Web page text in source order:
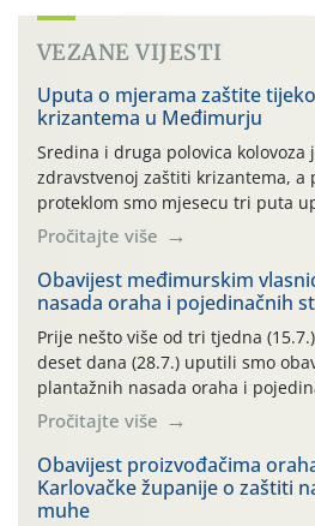
VEZANE VIJESTI
Uputa o mjerama zaštite
krizantema u Međimurju
Sredina i druga polovica
zdravstvenoj zaštiti krizantema, a
proteklom smo mjesecu tri puta
preventivnim mjerama zaštite
uzročnika bolesti, štetnika i fito-
06.7.)! Na početku ovog mjeseca
povijesno i ekstremno vruće
najviše temperature […]
Pročitajte više
Obavijest međimurskim
nasada oraha i pojedinačnih
Prije nešto više od tri tjedna
deset dana (28.7.) uputili smo
plantažnih nasada oraha i
leta i ovogodišnjoj potrebi
orahove muhe (Rhagoletis
traje drugi ovogodišnji “toplinski
izražen zadnja šest dana (31.7.-
temperature zraka svakodnevno […]
Pročitajte više
Obavijest proizvođačima
Karlovačke županije o zaštiti
muhe